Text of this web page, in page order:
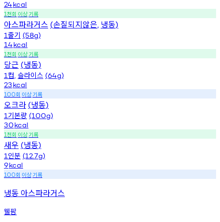
24kcal
1천회 이상기록
아스파라거스 (손질되지않은, 냉동)
1줄기 (58g)
14kcal
1천회 이상기록
당근 (냉동)
1 컵 슬라이스 (64g)
23kcal
100회 이상기록
오크라 (냉동)
1 기본량 (100g)
30kcal
1천회 이상기록
새우 (냉동)
1 인분 (12.7g)
9kcal
100회 이상기록
냉동 아스파라거스
웰팜